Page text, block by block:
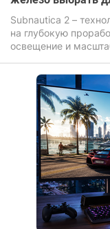
Subnautica 2 –
на глубокую
освещение и
сложный шейдеры
плотность
железу.